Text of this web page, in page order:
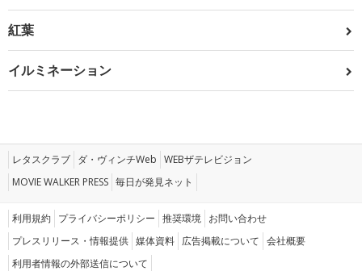
紅葉
イルミネーション
レタスクラブ ダ・ヴィンチWeb WEBザテレビジョン
MOVIE WALKER PRESS 毎日が発見ネット
利用規約 プライバシーポリシー 推奨環境 お問い合わせ
プレスリリース・情報提供 媒体資料 広告掲載について 会社概要
利用者情報の外部送信について